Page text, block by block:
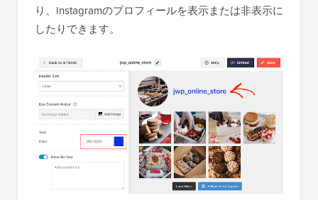
り、Instagramのプロフィールを表示または非表示に
したりできます。